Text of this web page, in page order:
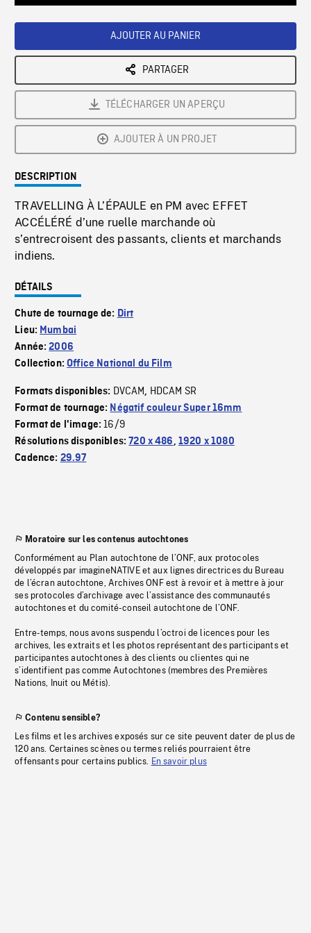
AJOUTER AU PANIER
PARTAGER
TÉLÉCHARGER UN APERÇU
AJOUTER À UN PROJET
DESCRIPTION
TRAVELLING À L’ÉPAULE en PM avec EFFET
ACCÉLÉRÉ d’une ruelle marchande où
s’entrecroisent des passants, clients et marchands
indiens.
DÉTAILS
Chute de tournage de: Dirt
Lieu: Mumbai
Année:2006
Collection:Office National du Film
Formats disponibles: DVCAM, HDCAM SR
Format de tournage: Négatif couleur Super 16mm
Format de l'image:16/9
Résolutions disponibles:720 x 486, 1920 x 1080
Cadence: 29.97
Moratoire sur les contenus autochtones
Conformément au Plan autochtone de l’ONF, aux protocoles
développés par imagineNATIVE et aux lignes directrices du Bureau
de l’écran autochtone, Archives ONF est à revoir et à mettre à jour
ses protocoles d’archivage avec l’assistance des communautés
autochtones et du comité-conseil autochtone de l’ONF.
Entre-temps, nous avons suspendu l’octroi de licences pour les
archives, les extraits et les photos représentant des participants et
participantes autochtones à des clients ou clientes qui ne
s’identifient pas comme Autochtones (membres des Premières
Nations, Inuit ou Métis).
Contenu sensible?
Les films et les archives exposés sur ce site peuvent dater de plus de
120 ans. Certaines scènes ou termes reliés pourraient être
offensants pour certains publics. En savoir plus